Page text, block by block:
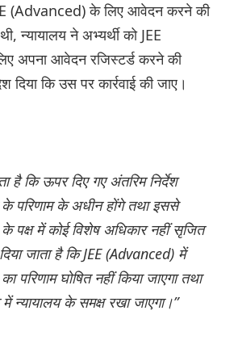
(Advanced) के लिए आवेदन करने की
न्यायालय ने अभ्यर्थी को JEE
अपना आवेदन रजिस्टर्ड करने की
कि उस पर कार्रवाई की जाए।
है कि ऊपर दिए गए अंतरिम निर्देश
के परिणाम के अधीन होंगे तथा इससे
के पक्ष में कोई विशेष अधिकार नहीं सृजित
जाता है कि JEE (Advanced) में
परिणाम घोषित नहीं किया जाएगा तथा
न्यायालय के समक्ष रखा जाएगा।”